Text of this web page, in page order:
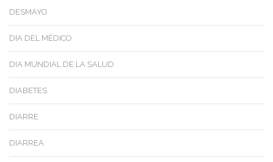
DESMAYO
DIA DEL MÉDICO
DIA MUNDIAL DE LA SALUD
DIABETES
DIARRE
DIARREA